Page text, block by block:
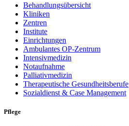
Behandlungsübersicht
Kliniken
Zentren
Institute
Einrichtungen
Ambulantes OP-Zentrum
Intensivmedizin
Notaufnahme
Palliativmedizin
Therapeutische Gesundheitsberufe
Sozialdienst & Case Management
Pflege